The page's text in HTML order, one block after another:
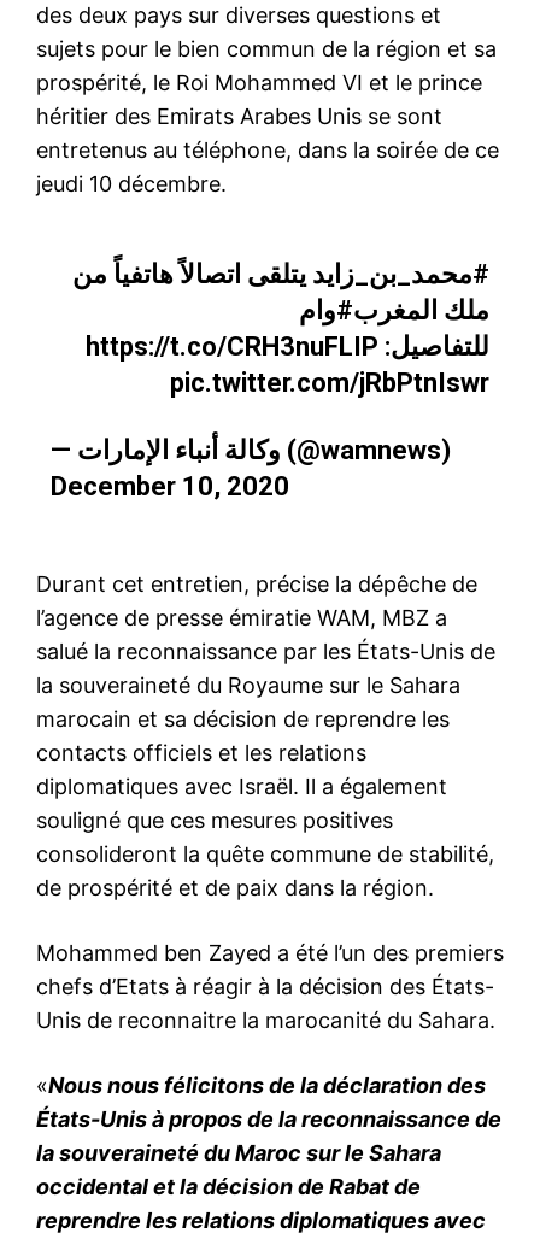
des deux pays sur diverses questions et
sujets pour le bien commun de la région et sa
prospérité, le Roi Mohammed VI et le prince
héritier des Emirats Arabes Unis se sont
entretenus au téléphone, dans la soirée de ce
jeudi 10 décembre.
#محمد_بن_زايد يتلقى اتصالاً هاتفياً من
ملك المغرب#وام
للتفاصيل: https://t.co/CRH3nuFLIP
pic.twitter.com/jRbPtnIswr
— وكالة أنباء الإمارات (@wamnews)
December 10, 2020
Durant cet entretien, précise la dépêche de
l’agence de presse émiratie WAM, MBZ a
salué la reconnaissance par les États-Unis de
la souveraineté du Royaume sur le Sahara
marocain et sa décision de reprendre les
contacts officiels et les relations
diplomatiques avec Israël. Il a également
souligné que ces mesures positives
consolideront la quête commune de stabilité,
de prospérité et de paix dans la région.
Mohammed ben Zayed a été l’un des premiers
chefs d’Etats à réagir à la décision des États-
Unis de reconnaitre la marocanité du Sahara.
«Nous nous félicitons de la déclaration des
États-Unis à propos de la reconnaissance de
la souveraineté du Maroc sur le Sahara
occidental et la décision de Rabat de
reprendre les relations diplomatiques avec